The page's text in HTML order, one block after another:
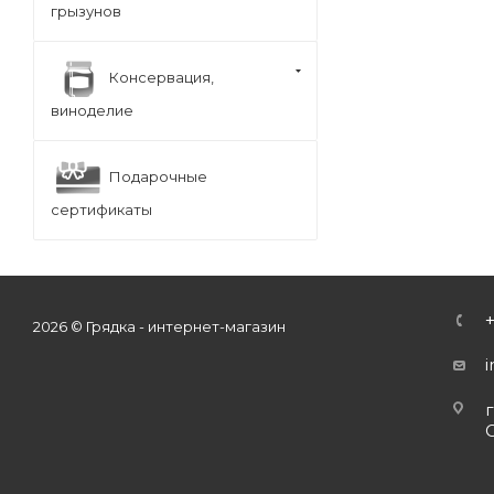
грызунов
Консервация,
виноделие
Подарочные
сертификаты
2026 © Грядка - интернет-магазин